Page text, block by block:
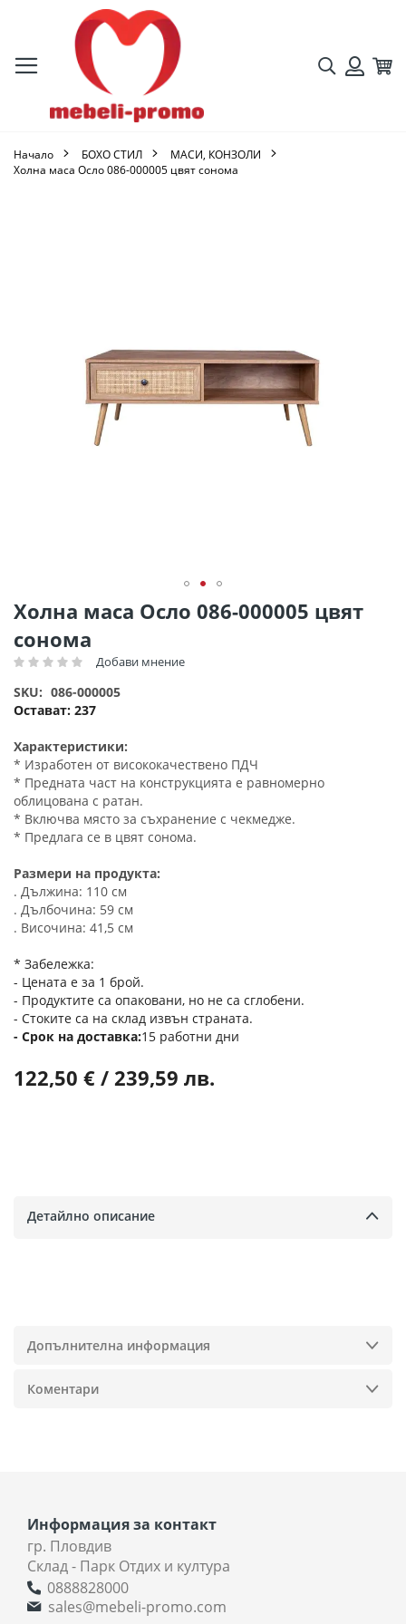
Търсене
Начало БОХО СТИЛ
МАСИ, КОНЗОЛИ
Холна маса Осло 086-000005 цвят сонома
Холна маса Осло 086-000005 цвят
сонома
Рейтинг: Добави мнение
Остават: 237
SKU 086-000005
Характеристики:
* Изработен от висококачествено ПДЧ
* Предната част на конструкцията е равномерно
облицована с ратан.
* Включва място за съхранение с чекмедже.
* Предлага се в цвят сонома.
Размери на продукта:
. Дължина: 110 см
. Дълбочина: 59 см
. Височина: 41,5 см
* Забележка:
- Цената е за 1 брой.
- Продуктите са опаковани, но не са сглобени.
- Стоките са на склад извън страната.
Срок на доставка 15 работни дни
122,50 € / 239,59 лв.
Преминете
към
началото
на
със
снимки
Детайлно описание
Допълнителна информация
Коментари
Информация за контакт
гр. Пловдив
Склад - Парк Отдих и култура
0888828000
sales@mebeli-promo.com